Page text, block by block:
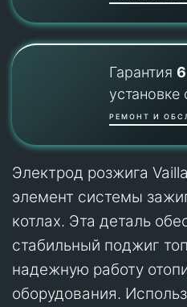
Гарантия
РЕМОНТ И
Электрод розжига
элемент системы
котлах. Эта деталь
стабильный поджиг
надежную работу
оборудования.